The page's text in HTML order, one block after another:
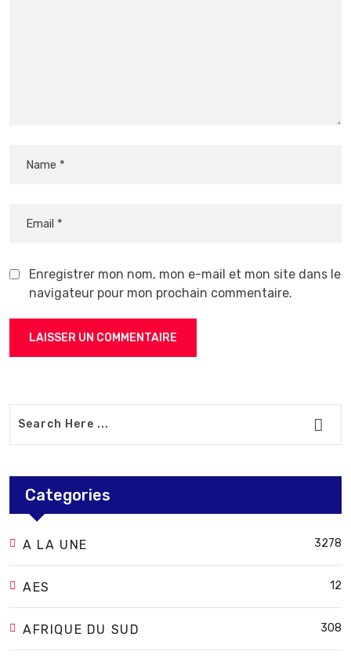
Enregistrer mon nom, mon e-mail et mon site dans le
navigateur pour mon prochain commentaire.
Categories
A LA UNE 3278
AES 12
AFRIQUE DU SUD 308